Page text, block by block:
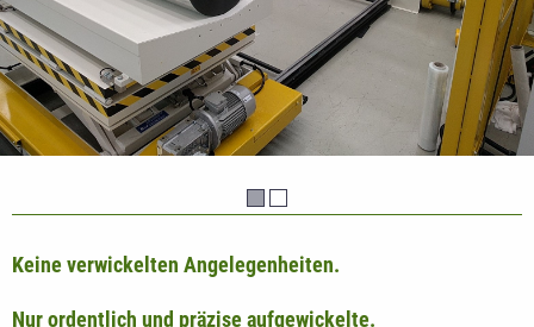
Keine verwickelten Angelegenheiten.
Nur ordentlich und präzise aufgewickelte.